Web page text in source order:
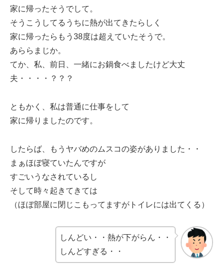
家に帰ったそうでして。
そうこうしてるうちに熱が出てきたらしく
家に帰ったらもう38度は超えていたそうで。
あららまじか。
てか、私、前日、一緒にお鍋食べましたけど大丈
夫・・・・？？？
ともかく、私は普通に仕事をして
家に帰りましたのです。
したらば、もうヤバめのムスコの姿がありました・・
まぁほぼ寝ていたんですが
すごいうなされているし
そして時々起きてきては
（ほぼ部屋に閉じこもってますがトイレには出てくる）
しんどい・・熱が下がらん・・
しんどすぎる・・